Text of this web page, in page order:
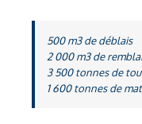
500 m3 de déblais
2 000 m3 de
3 500 tonnes de
1 600 tonnes de